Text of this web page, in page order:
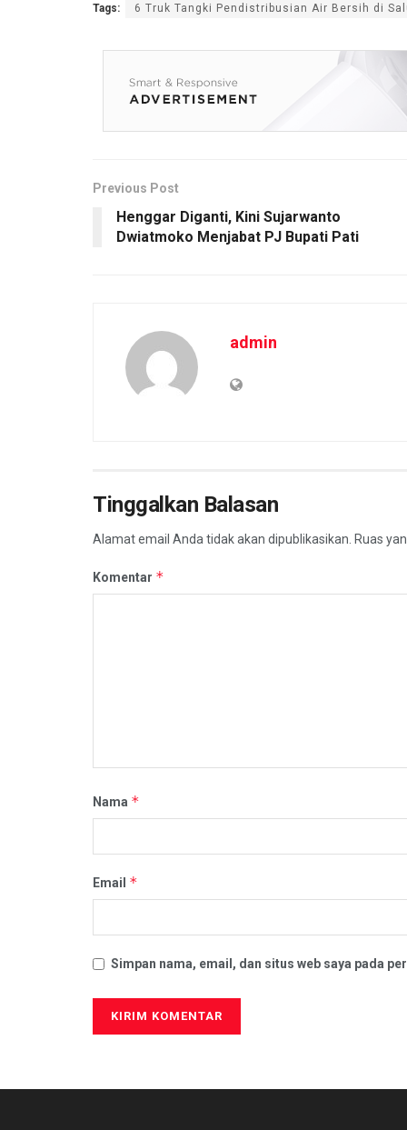
ce
b
o
o
k
tt
er
ail at
s
A
p
p
py
Li
ar
e
Tags: 6 Truk Tangki Pendistribusian Air Bersih di
Previous Post
Henggar Diganti, Kini Sujarwanto
Dwiatmoko Menjabat PJ Bupati Pati
admin
Tinggalkan Balasan
Alamat email Anda tidak akan dipublikasikan. Ruas
Komentar *
Nama *
Email *
Simpan nama, email, dan situs web saya pada